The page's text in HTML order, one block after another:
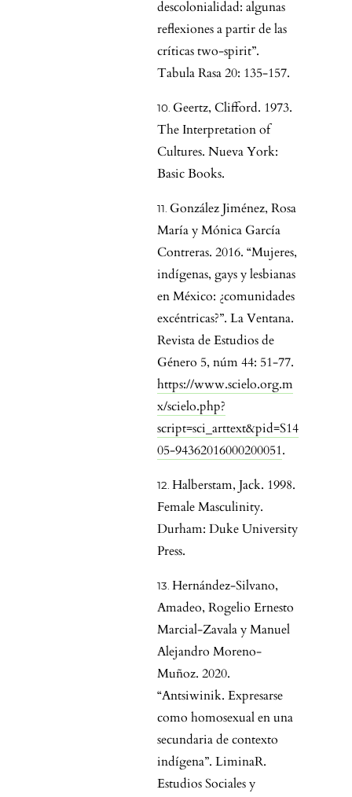
descolonialidad: algunas
reflexiones a partir de las
críticas two-spirit”.
Tabula Rasa 20: 135-157.
Geertz, Clifford. 1973.
The Interpretation of
Cultures. Nueva York:
Basic Books.
González Jiménez, Rosa
María y Mónica García
Contreras. 2016. “Mujeres,
indígenas, gays y lesbianas
en México: ¿comunidades
excéntricas?”. La Ventana.
Revista de Estudios de
Género 5, núm 44: 51-77.
https://www.scielo.org.m
x/scielo.php?
script=sci_arttext&pid=S14
05-94362016000200051.
Halberstam, Jack. 1998.
Female Masculinity.
Durham: Duke University
Press.
Hernández-Silvano,
Amadeo, Rogelio Ernesto
Marcial-Zavala y Manuel
Alejandro Moreno-
Muñoz. 2020.
“Antsiwinik. Expresarse
como homosexual en una
secundaria de contexto
indígena”. LiminaR.
Estudios Sociales y